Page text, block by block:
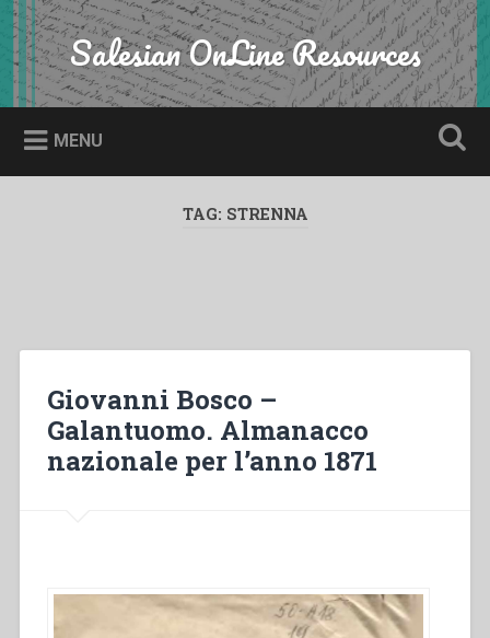
Skip
to
content
Search Salesian OnLine Resources
MENU
TAG: STRENNA
Giovanni Bosco –
Galantuomo. Almanacco
nazionale per l’anno 1871